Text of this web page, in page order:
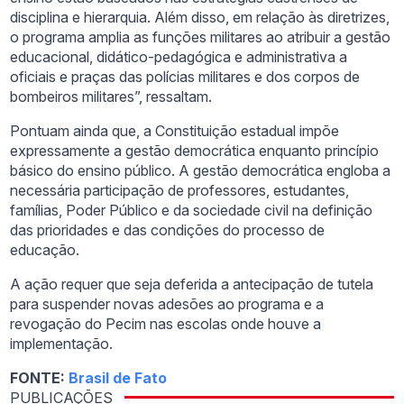
disciplina e hierarquia. Além disso, em relação às diretrizes,
o programa amplia as funções militares ao atribuir a gestão
educacional, didático-pedagógica e administrativa a
oficiais e praças das polícias militares e dos corpos de
bombeiros militares”, ressaltam.
Pontuam ainda que, a Constituição estadual impõe
expressamente a gestão democrática enquanto princípio
básico do ensino público. A gestão democrática engloba a
necessária participação de professores, estudantes,
famílias, Poder Público e da sociedade civil na definição
das prioridades e das condições do processo de
educação.
A ação requer que seja deferida a antecipação de tutela
para suspender novas adesões ao programa e a
revogação do Pecim nas escolas onde houve a
implementação.
FONTE: Brasil de Fato
PUBLICAÇÕES